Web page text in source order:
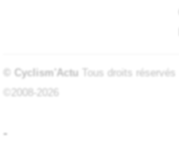
© Cyclism'Actu Tous droits réservés
©2008-2026
-